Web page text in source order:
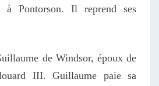
à Pontorson. Il reprend ses
de Windsor, époux de
III. Guillaume paie sa